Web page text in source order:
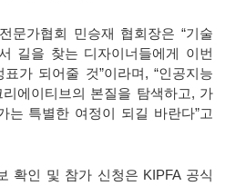
문가협회 민승재 협회장은 “기술
길을 찾는 디자이너들에게 이번
가 되어줄 것”이라며, “인공지능
에이티브의 본질을 탐색하고, 가
는 특별한 여정이 되길 바란다”고
확인 및 참가 신청은 KIPFA 공식